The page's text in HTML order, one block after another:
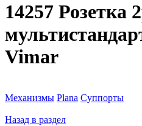
14257 Розетка
Vimar
Механизмы Plana Суппорты
Назад в раздел